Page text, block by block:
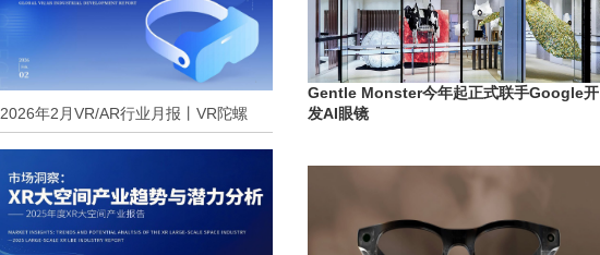
2026年2月VR/AR行业月报丨VR陀螺
Gentle Monster今年起正式联手Google开
发AI眼镜